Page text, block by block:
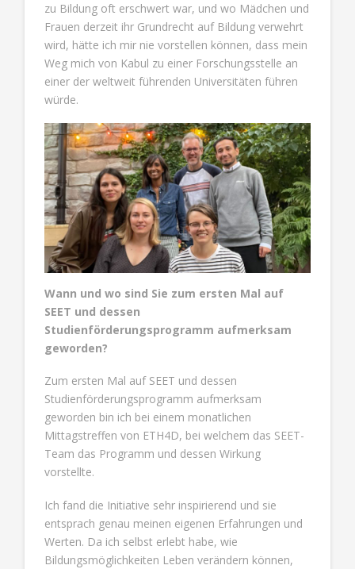
zu Bildung oft erschwert war, und wo Mädchen und
Frauen derzeit ihr Grundrecht auf Bildung verwehrt
wird, hätte ich mir nie vorstellen können, dass mein
Weg mich von Kabul zu einer Forschungsstelle an
einer der weltweit führenden Universitäten führen
würde.
Wann und wo sind Sie zum ersten Mal auf
SEET und dessen
Studienförderungsprogramm aufmerksam
geworden?
Zum ersten Mal auf SEET und dessen
Studienförderungsprogramm aufmerksam
geworden bin ich bei einem monatlichen
Mittagstreffen von ETH4D, bei welchem das SEET-
Team das Programm und dessen Wirkung
vorstellte.
Ich fand die Initiative sehr inspirierend und sie
entsprach genau meinen eigenen Erfahrungen und
Werten. Da ich selbst erlebt habe, wie
Bildungsmöglichkeiten Leben verändern können,